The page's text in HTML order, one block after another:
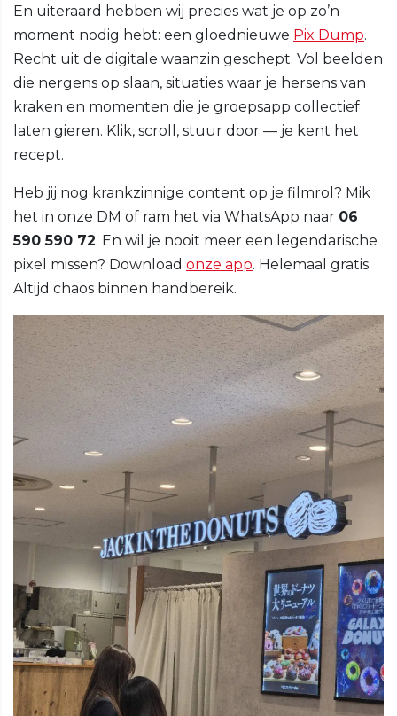
En uiteraard hebben wij precies wat je op zo’n
moment nodig hebt: een gloednieuwe Pix Dump.
Recht uit de digitale waanzin geschept. Vol beelden
die nergens op slaan, situaties waar je hersens van
kraken en momenten die je groepsapp collectief
laten gieren. Klik, scroll, stuur door — je kent het
recept.
Heb jij nog krankzinnige content op je filmrol? Mik
het in onze DM of ram het via WhatsApp naar 06
590 590 72. En wil je nooit meer een legendarische
pixel missen? Download onze app. Helemaal gratis.
Altijd chaos binnen handbereik.